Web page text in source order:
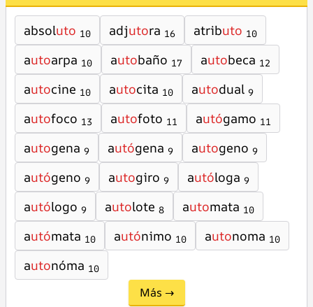
absoluto 10 adjutora 16 atributo 10
autoarpa 10 autobaño 17 autobeca 12
autocine 10 autocita 10 autodual 9
autofoco 13 autofoto 11 autógamo 11
autogena 9 autógena 9 autogeno 9
autógeno 9 autogiro 9 autóloga 9
autólogo 9 autolote 8 automata 10
autómata 10 autónimo 10 autonoma 10
autonóma 10
Más →